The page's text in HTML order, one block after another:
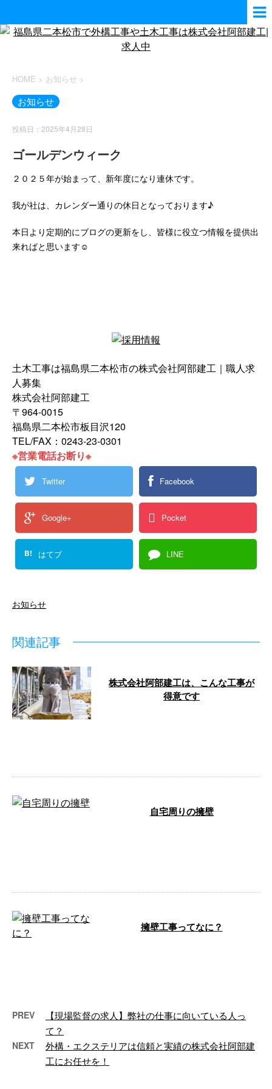
HOME > お知らせ >
お知らせ
投稿日：2025年4月28日
ゴールデンウィーク
２０２５年が始まって、新年度になり連休です。
我が社は、カレンダー通りの休日となっております♪
本日より定期的にブログの更新をし、皆様に役立つ情報を提供出
来ればと思います☺️
土木工事は福島県二本松市の株式会社阿部建工｜職人求
人募集
株式会社阿部建工
〒964-0015
福島県二本松市板目沢120
TEL/FAX：0243-23-0301
※営業電話お断り※
Twitter Facebook
Google+ Pocket
B! はてブ LINE
お知らせ
関連記事
株式会社阿部建工は、こんな工事が
得意です
自宅周りの擁壁
擁壁工事ってなに？
PREV
【現場監督の求人】弊社の仕事に向いている人っ
て？
NEXT
外構・エクステリアは信頼と実績の株式会社阿部建
工にお任せを！